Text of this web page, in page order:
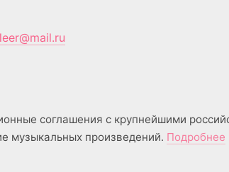
соглашения с крупнейшими
музыкальных произведений. Подробнее